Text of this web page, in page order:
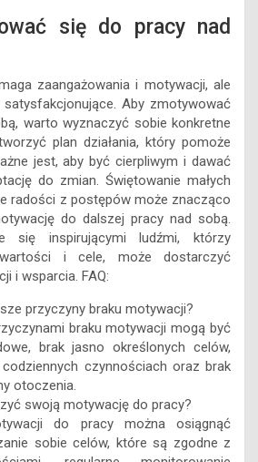
się do pracy nad
zaangażowania i motywacji, ale
Aby zmotywować
warto wyznaczyć sobie konkretne
plan działania, który pomoże
jest, aby być cierpliwym i dawać
do zmian. Świętowanie małych
radości z postępów może znacząco
do dalszej pracy nad sobą.
się inspirującymi ludźmi, którzy
i cele, może dostarczyć
i wsparcia. FAQ:
przyczyny braku motywacji?
braku motywacji mogą być
brak jasno określonych celów,
czynnościach oraz brak
otoczenia.
swoją motywację do pracy?
do pracy można osiągnąć
sobie celów, które są zgodne z